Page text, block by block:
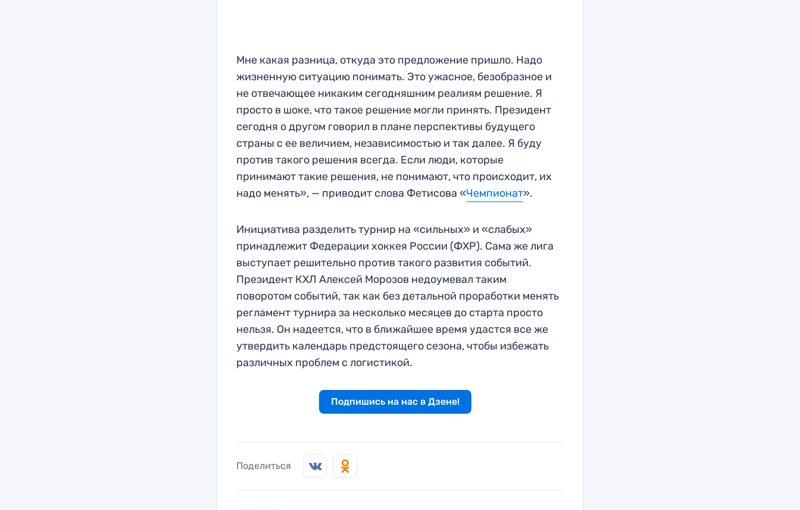
Мне какая разница, откуда это предложение пришло. Надо
жизненную ситуацию понимать. Это ужасное, безобразное и
не отвечающее никаким сегодняшним реалиям решение. Я
просто в шоке, что такое решение могли принять. Президент
сегодня о другом говорил в плане перспективы будущего
страны с ее величием, независимостью и так далее. Я буду
против такого решения всегда. Если люди, которые
принимают такие решения, не понимают, что происходит, их
надо менять», — приводит слова Фетисова «Чемпионат».
Инициатива разделить турнир на «сильных» и «слабых»
принадлежит Федерации хоккея России (ФХР). Сама же лига
выступает решительно против такого развития событий.
Президент КХЛ Алексей Морозов недоумевал таким
поворотом событий, так как без детальной проработки менять
регламент турнира за несколько месяцев до старта просто
нельзя. Он надеется, что в ближайшее время удастся все же
утвердить календарь предстоящего сезона, чтобы избежать
различных проблем с логистикой.
Подпишись на нас в Дзене!
Поделиться